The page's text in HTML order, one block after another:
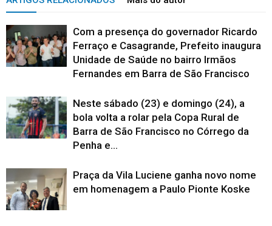
Com a presença do governador Ricardo
Ferraço e Casagrande, Prefeito inaugura
Unidade de Saúde no bairro Irmãos
Fernandes em Barra de São Francisco
Neste sábado (23) e domingo (24), a
bola volta a rolar pela Copa Rural de
Barra de São Francisco no Córrego da
Penha e...
Praça da Vila Luciene ganha novo nome
em homenagem a Paulo Pionte Koske